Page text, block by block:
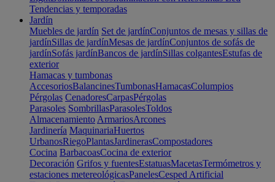
Tendencias y temporadas
Jardín
Muebles de jardín Set de jardínConjuntos de mesas y sillas de
jardínSillas de jardínMesas de jardínConjuntos de sofás de
jardínSofás jardínBancos de jardínSillas colgantesEstufas de
exterior
Hamacas y tumbonas
AccesoriosBalancinesTumbonasHamacasColumpios
Pérgolas CenadoresCarpasPérgolas
Parasoles SombrillasParasolesToldos
Almacenamiento ArmariosArcones
Jardinería MaquinariaHuertos
UrbanosRiegoPlantasJardinerasCompostadores
Cocina BarbacoasCocina de exterior
Decoración Grifos y fuentesEstatuasMacetasTermómetros y
estaciones metereológicasPanelesCesped Artificial